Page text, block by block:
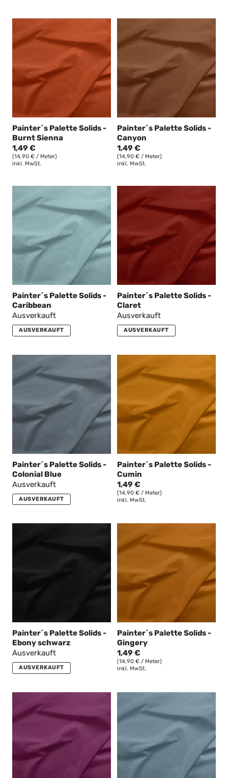
Painter´s Palette Solids -
Burnt Sienna
1,49 €
(14,90 € / Meter)
inkl. MwSt.
Painter´s Palette Solids -
Canyon
1,49 €
(14,90 € / Meter)
inkl. MwSt.
Painter´s Palette Solids -
Caribbean
Ausverkauft
AUSVERKAUFT
Painter´s Palette Solids -
Claret
Ausverkauft
AUSVERKAUFT
Painter´s Palette Solids -
Colonial Blue
Ausverkauft
AUSVERKAUFT
Painter´s Palette Solids -
Cumin
1,49 €
(14,90 € / Meter)
inkl. MwSt.
Painter´s Palette Solids -
Ebony schwarz
Ausverkauft
AUSVERKAUFT
Painter´s Palette Solids -
Gingery
1,49 €
(14,90 € / Meter)
inkl. MwSt.